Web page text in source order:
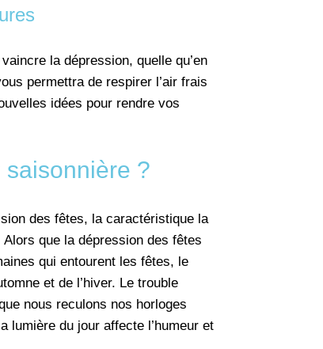
la dépression, quelle qu’en
permettra de respirer l’air frais
idées pour rendre vos
saisonnière ?
des fêtes, la caractéristique la
Alors que la dépression des fêtes
qui entourent les fêtes, le
et de l’hiver. Le trouble
nous reculons nos horloges
lumière du jour affecte l’humeur et